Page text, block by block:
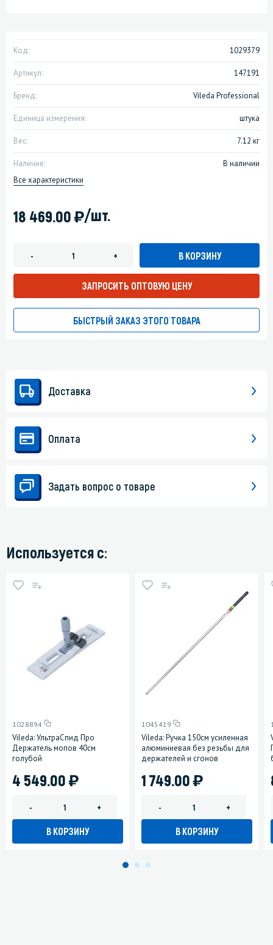
Код: 1029379
Артикул: 147191
Бренд: Vileda Professional
Единица измерения: штука
Вес: 7.12 кг
Наличие:
В наличии
Все характеристики
18 469.00)/шт.
- + В КОРЗИНУ
ЗАПРОСИТЬ ОПТОВУЮ ЦЕНУ
БЫСТРЫЙ ЗАКАЗ ЭТОГО ТОВАРА
Доставка
Оплата
Задать вопрос о товаре
Используется с:
1028894
Vileda: УльтраСпид Про
Держатель мопов 40см
голубой
4 549.00)
- +
В КОРЗИНУ
1045419
Vileda: Ручка 150см усиленная
алюминиевая без резьбы для
держателей и сгонов
1 749.00)
- +
В КОРЗИНУ